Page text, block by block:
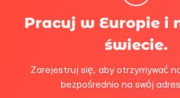
Pracuj w Europie i
świecie.
Zarejestruj się, aby otrzymywać
bezpośrednio na swój